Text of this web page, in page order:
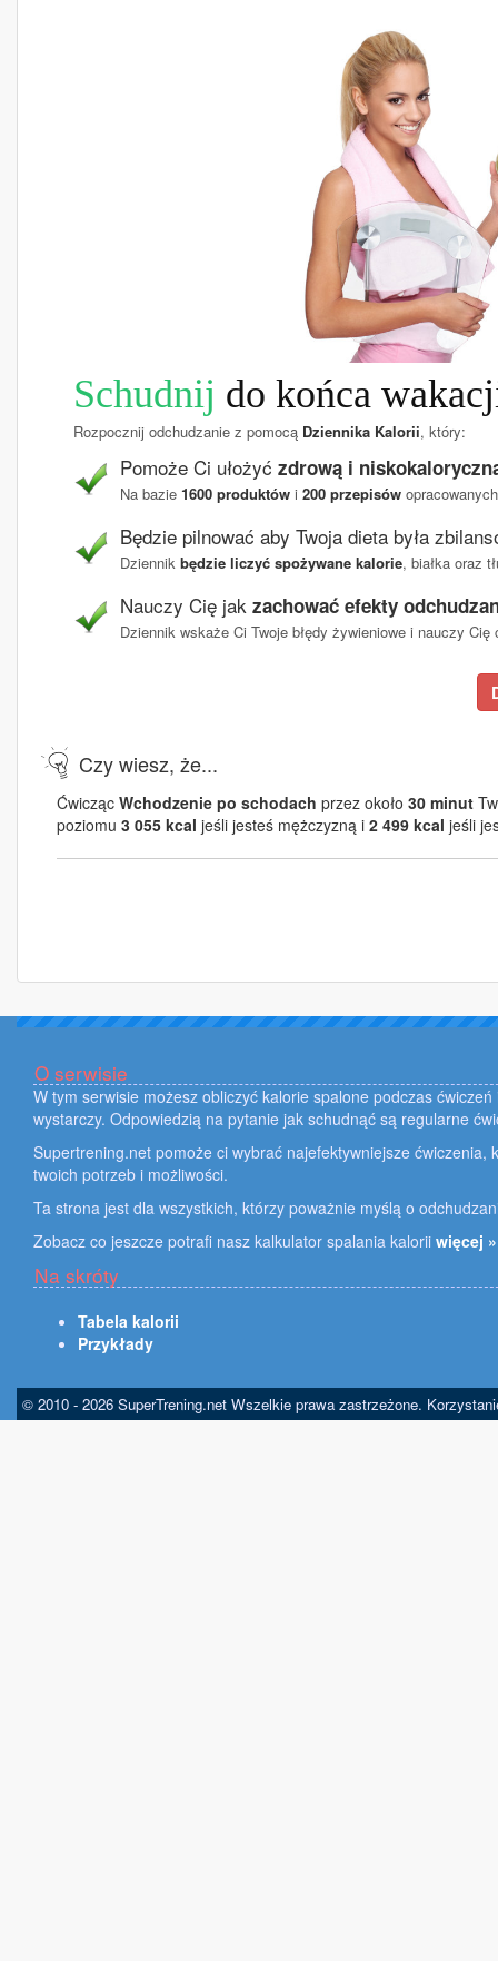
Schudnij do końca
Rozpocznij odchudzanie z pomocą Dziennika Kalorii, który:
Pomoże Ci ułożyć zdrową i
Na bazie 1600 produktów i 200 przepisów
Będzie pilnować aby Twoja dieta była
Dziennik będzie liczyć spożywane kalorie, białka oraz
Nauczy Cię jak zachować efekty
Dziennik wskaże Ci Twoje błędy żywieniowe i nauczy
Czy wiesz, że...
Ćwicząc Wchodzenie po schodach przez około 30 minut
poziomu 3 055 kcal jeśli jesteś mężczyzną i 2 499 kcal jeśli
O serwisie
W tym serwisie możesz obliczyć kalorie spalone podczas
wystarczy. Odpowiedzią na pytanie jak schudnąć są regularne
Supertrening.net pomoże ci wybrać najefektywniejsze
twoich potrzeb i możliwości.
Ta strona jest dla wszystkich, którzy poważnie myślą o
Zobacz co jeszcze potrafi nasz kalkulator spalania kalorii więcej »
Na skróty
Tabela kalorii
Przykłady
© 2010 - 2026 SuperTrening.net Wszelkie prawa zastrzeżone.